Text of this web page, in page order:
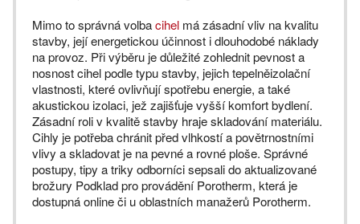
Mimo to správná volbacihel má zásadní vliv na kvalitu
stavby, její energetickou účinnost i dlouhodobé náklady
na provoz. Při výběru je důležité zohlednit pevnost a
nosnost cihel podle typu stavby, jejich tepelněizolační
vlastnosti, které ovlivňují spotřebu energie, a také
akustickou izolaci, jež zajišťuje vyšší komfort bydlení.
Zásadní roli v kvalitě stavby hraje skladování materiálu.
Cihly je potřeba chránit před vlhkostí a povětrnostními
vlivy a skladovat je na pevné a rovné ploše. Správné
postupy, tipy a triky odborníci sepsali do aktualizované
brožury Podklad pro provádění Porotherm, která je
dostupná online či u oblastních manažerů Porotherm.